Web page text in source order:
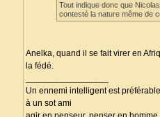
Tout indique donc que
contesté la nature même de
Anelka, quand il se fait virer en
la fédé.
Un ennemi intelligent est préférable
à un sot ami